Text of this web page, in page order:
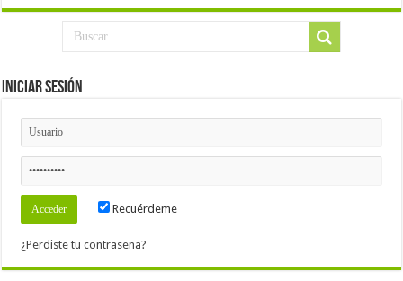
Iniciar Sesión
Recuérdeme
¿Perdiste tu contraseña?